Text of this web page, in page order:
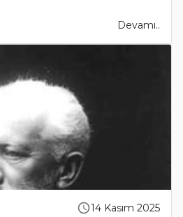
Devamı..
14 Kasım 2025